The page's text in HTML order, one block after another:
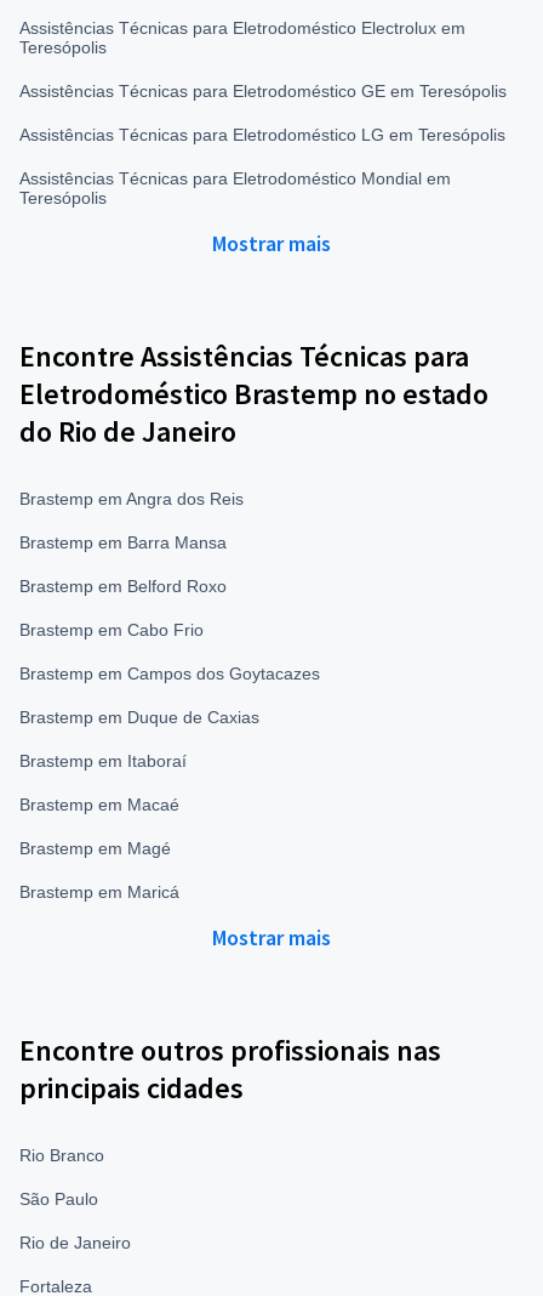
Assistências Técnicas para Eletrodoméstico Electrolux em
Teresópolis
Assistências Técnicas para Eletrodoméstico GE em Teresópolis
Assistências Técnicas para Eletrodoméstico LG em Teresópolis
Assistências Técnicas para Eletrodoméstico Mondial em
Teresópolis
Mostrar mais
Encontre Assistências Técnicas para
Eletrodoméstico Brastemp no estado
do Rio de Janeiro
Brastemp em Angra dos Reis
Brastemp em Barra Mansa
Brastemp em Belford Roxo
Brastemp em Cabo Frio
Brastemp em Campos dos Goytacazes
Brastemp em Duque de Caxias
Brastemp em Itaboraí
Brastemp em Macaé
Brastemp em Magé
Brastemp em Maricá
Mostrar mais
Encontre outros profissionais nas
principais cidades
Rio Branco
São Paulo
Rio de Janeiro
Fortaleza